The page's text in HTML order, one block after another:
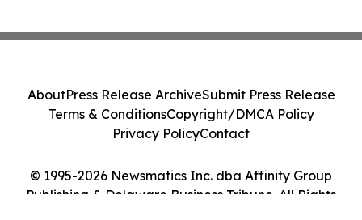
© 1995-2026 Newsmatics Inc. dba Affinity Group
Publishing & Delaware Business Tribune. All Rights
AboutPress Release ArchiveSubmit Press Release
Terms & ConditionsCopyright/DMCA Policy
Privacy PolicyContact